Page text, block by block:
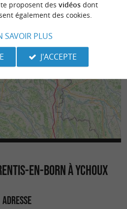
EN-BORN À YCHOUX
ADRESSE
proposent des vidéosdont
également des cookies.
SAVOIR PLUS
J'ACCEPTE